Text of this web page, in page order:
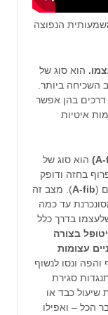
הנפוצה
הוא סוג של
השכיחה ביותר.
בהן אפשר
איטיות
הוא סוג של
בחזה ודופק
(
A-fib). מצב זה
עד כמה
בדרך כלל
בצורה
עצומות
והפה ונסו לנשוף
סגירת
שיעול כבד או
הכל – ואפילו